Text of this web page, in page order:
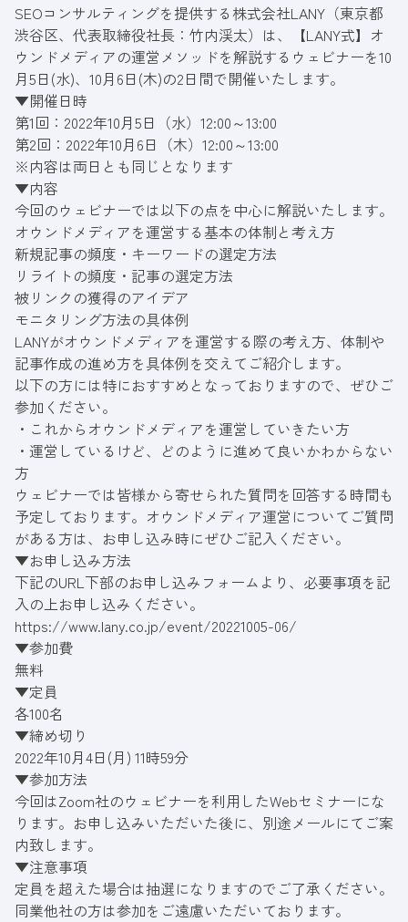
SEOコンサルティングを提供する株式会社LANY（東京都
渋谷区、代表取締役社長：竹内渓太）は、【LANY式】オ
ウンドメディアの運営メソッドを解説するウェビナーを10
月5日(水)、10月6日(木)の2日間で開催いたします。
▼開催日時
第1回：2022年10月5日（水）12:00～13:00
第2回：2022年10月6日（木）12:00～13:00
※内容は両日とも同じとなります
▼内容
今回のウェビナーでは以下の点を中心に解説いたします。
オウンドメディアを運営する基本の体制と考え方
新規記事の頻度・キーワードの選定方法
リライトの頻度・記事の選定方法
被リンクの獲得のアイデア
モニタリング方法の具体例
LANYがオウンドメディアを運営する際の考え方、体制や
記事作成の進め方を具体例を交えてご紹介します。
以下の方には特におすすめとなっておりますので、ぜひご
参加ください。
・これからオウンドメディアを運営していきたい方
・運営しているけど、どのように進めて良いかわからない
方
ウェビナーでは皆様から寄せられた質問を回答する時間も
予定しております。オウンドメディア運営についてご質問
がある方は、お申し込み時にぜひご記入ください。
▼お申し込み方法
下記のURL下部のお申し込みフォームより、必要事項を記
入の上お申し込みください。
https://www.lany.co.jp/event/20221005-06/
▼参加費
無料
▼定員
各100名
▼締め切り
2022年10月4日(月) 11時59分
▼参加方法
今回はZoom社のウェビナーを利用したWebセミナーにな
ります。お申し込みいただいた後に、別途メールにてご案
内致します。
▼注意事項
定員を超えた場合は抽選になりますのでご了承ください。
同業他社の方は参加をご遠慮いただいております。